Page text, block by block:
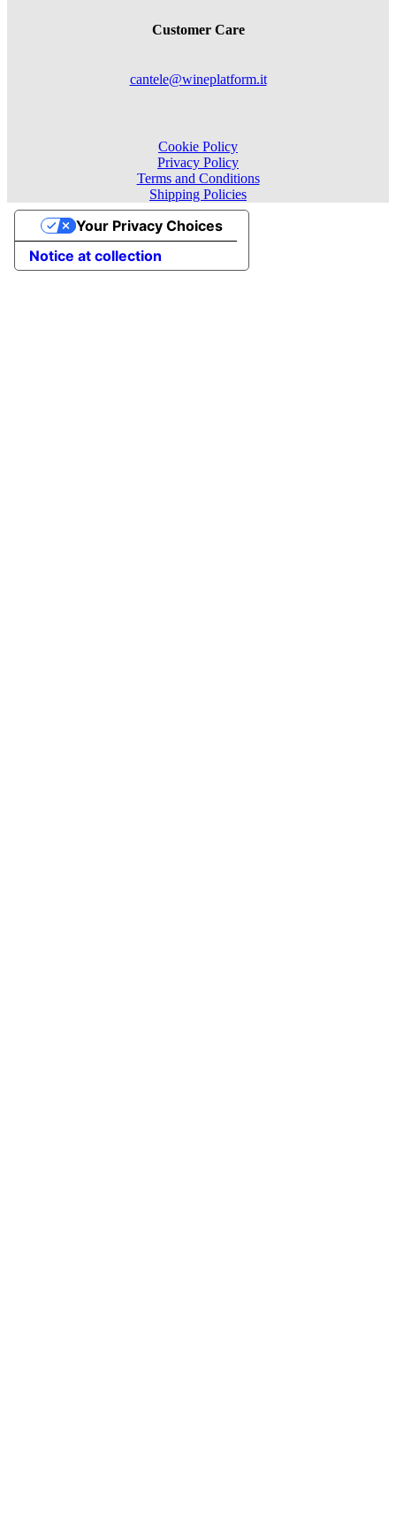
Customer Care
cantele@wineplatform.it
Cookie Policy
Privacy Policy
Terms and Conditions
Shipping Policies
Notice at collection
Your Privacy Choices